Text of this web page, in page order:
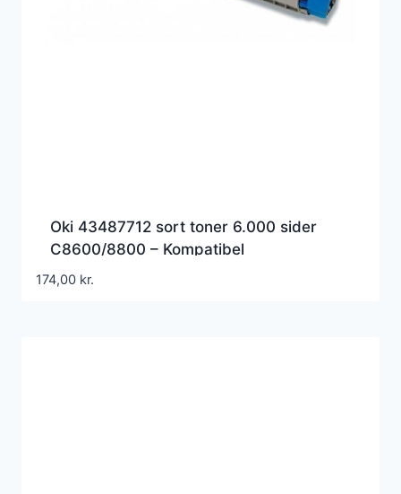
Oki 43487712 sort toner 6.000 sider
C8600/8800 – Kompatibel
174,00 kr.